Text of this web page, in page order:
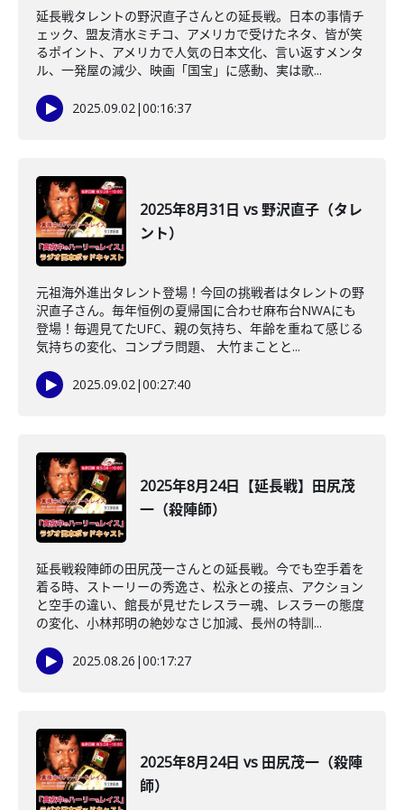
延長戦タレントの野沢直子さんとの延長戦。日本の事情チ
ェック、盟友清水ミチコ、アメリカで受けたネタ、皆が笑
るポイント、アメリカで人気の日本文化、言い返すメンタ
ル、一発屋の減少、映画「国宝」に感動、実は歌...
2025.09.02|00:16:37
2025年8月31日 vs 野沢直子（タレ
ント）
元祖海外進出タレント登場！今回の挑戦者はタレントの野
沢直子さん。毎年恒例の夏帰国に合わせ麻布台NWAにも
登場！毎週見てたUFC、親の気持ち、年齢を重ねて感じる
気持ちの変化、コンプラ問題、 大竹まことと...
2025.09.02|00:27:40
2025年8月24日【延長戦】田尻茂
一（殺陣師）
延長戦殺陣師の田尻茂一さんとの延長戦。今でも空手着を
着る時、ストーリーの秀逸さ、松永との接点、アクション
と空手の違い、館長が見せたレスラー魂、レスラーの態度
の変化、小林邦明の絶妙なさじ加減、長州の特訓...
2025.08.26 |00:17:27
2025年8月24日 vs 田尻茂一（殺陣
師）